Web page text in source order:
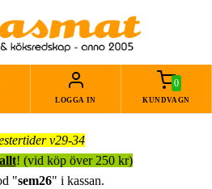
LOGGA IN
0
KUNDVAGN
v29-34
! (vid köp över 250 kr)
"sem26" i kassan.